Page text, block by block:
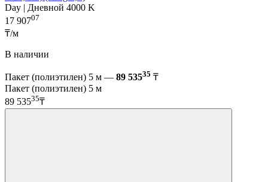
Day | Дневной 4000 K
17 90707
₸/м
В наличии
Пакет (полиэтилен) 5 м — 89 53535 ₸
Пакет (полиэтилен) 5 м
89 53535₸